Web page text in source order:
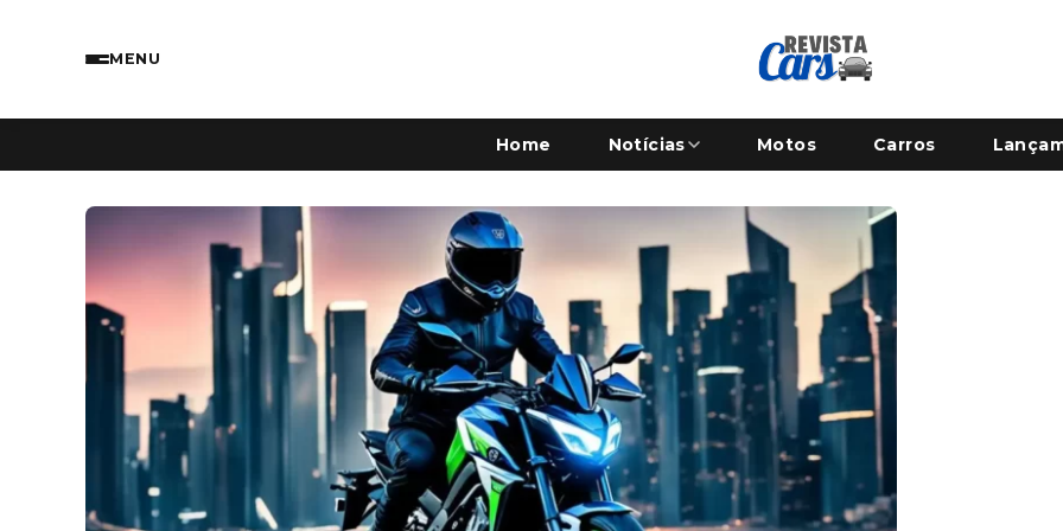
MENU
Home Notícias Motos Carros